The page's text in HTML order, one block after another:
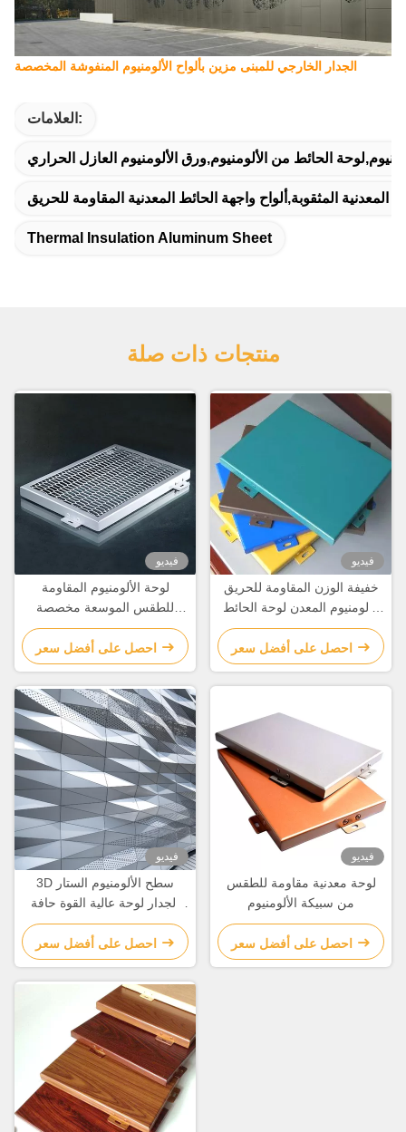
الجدار الخارجي للمبنى مزين بألواح الألومنيوم المنفوشة المخصصة
العلامات:
الحائط من الألومنيوم,ورق الألومنيوم العازل الحراري
المثقوبة,ألواح واجهة الحائط المعدنية المقاومة للحريق
Thermal Insulation Aluminum Sheet
منتجات ذات صلة
فيديو
لوحة الألومنيوم المقاومة
للطقس الموسعة مخصصة
لتزيين المباني
احصل على أفضل سعر
فيديو
خفيفة الوزن المقاومة للحريق
الألومنيوم المعدن لوحة الحائط
الستارية مخصصة
احصل على أفضل سعر
فيديو
3D سطح الألومنيوم الستار
الجدار لوحة عالية القوة حافة
مخصصة
احصل على أفضل سعر
فيديو
لوحة معدنية مقاومة للطقس
من سبيكة الألومنيوم
احصل على أفضل سعر